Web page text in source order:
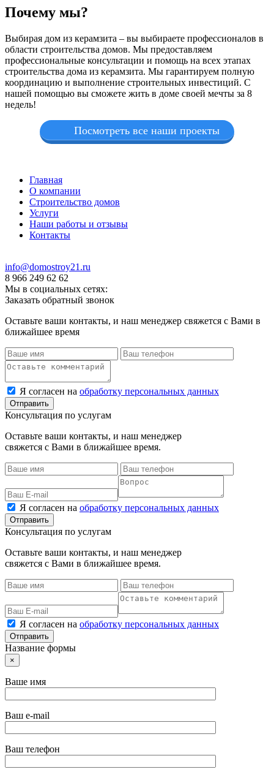
Почему мы?
Выбирая дом из керамзита – вы выбираете профессионалов в
области строительства домов. Мы предоставляем
профессиональные консультации и помощь на всех этапах
строительства дома из керамзита. Мы гарантируем полную
координацию и выполнение строительных инвестиций. С
нашей помощью вы сможете жить в доме своей мечты за 8
недель!
Посмотреть все наши проекты
Главная
О компании
Строительство домов
Услуги
Наши работы и отзывы
Контакты
info@domostroy21.ru
8 966 249 62 62
Мы в социальных сетях:
Заказать обратный звонок
Оставьте ваши контакты, и наш менеджер свяжется с Вами в
ближайшее время
Я согласен на обработку персональных данных
Консультация по услугам
Оставьте ваши контакты, и наш менеджер
свяжется с Вами в ближайшее время.
Я согласен на обработку персональных данных
Консультация по услугам
Оставьте ваши контакты, и наш менеджер
свяжется с Вами в ближайшее время.
Я согласен на обработку персональных данных
Название формы
×
Ваше имя
Ваш e-mail
Ваш телефон